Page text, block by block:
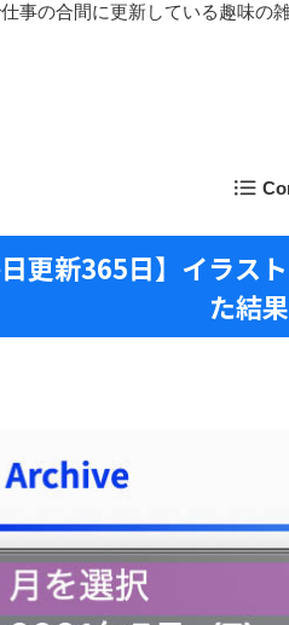
事の合間に更新している趣味の
日更新365日】イラス
た結